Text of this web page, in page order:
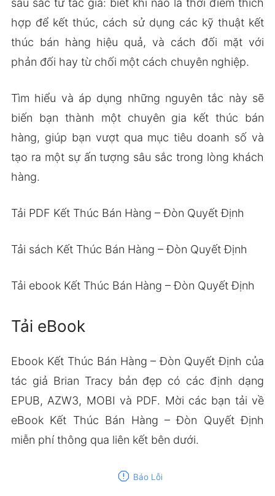
sâu sắc từ tác giả: biết khi nào là thời điểm thích
hợp để kết thúc, cách sử dụng các kỹ thuật kết
thúc bán hàng hiệu quả, và cách đối mặt với
phản đối hay từ chối một cách chuyên nghiệp.
Tìm hiểu và áp dụng những nguyên tắc này sẽ
biến bạn thành một chuyên gia kết thúc bán
hàng, giúp bạn vượt qua mục tiêu doanh số và
tạo ra một sự ấn tượng sâu sắc trong lòng khách
hàng.
Tải PDF Kết Thúc Bán Hàng – Đòn Quyết Định
Tải sách Kết Thúc Bán Hàng – Đòn Quyết Định
Tải ebook Kết Thúc Bán Hàng – Đòn Quyết Định
Tải eBook
Ebook Kết Thúc Bán Hàng – Đòn Quyết Định của
tác giả Brian Tracy bản đẹp có các định dạng
EPUB, AZW3, MOBI và PDF. Mời các bạn tải về
eBook Kết Thúc Bán Hàng – Đòn Quyết Định
miễn phí thông qua liên kết bên dưới.
report Báo Lỗi